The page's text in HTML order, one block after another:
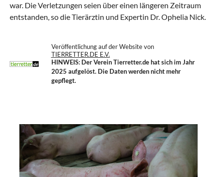
war. Die Verletzungen seien über einen längeren Zeitraum
entstanden, so die Tierärztin und Expertin Dr. Ophelia Nick.
Veröffentlichung auf der Website von
TIERRETTER.DE E.V.
HINWEIS: Der Verein Tierretter.dehat sich im Jahr
2025 aufgelöst. Die Daten werden nicht mehr
gepflegt.